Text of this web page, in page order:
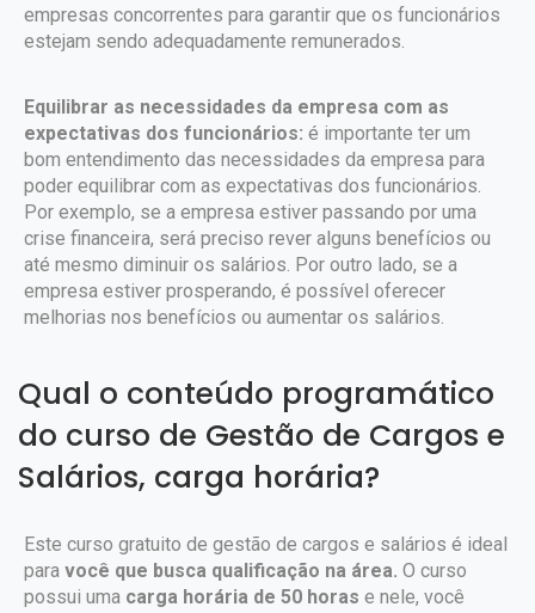
empresas concorrentes para garantir que os funcionários
estejam sendo adequadamente remunerados.
Equilibrar as necessidades da empresa com as
expectativas dos funcionários: é importante ter um
bom entendimento das necessidades da empresa para
poder equilibrar com as expectativas dos funcionários.
Por exemplo, se a empresa estiver passando por uma
crise financeira, será preciso rever alguns benefícios ou
até mesmo diminuir os salários. Por outro lado, se a
empresa estiver prosperando, é possível oferecer
melhorias nos benefícios ou aumentar os salários.
Qual o conteúdo programático
do curso de Gestão de Cargos e
Salários, carga horária?
Este curso gratuito de gestão de cargos e salários é ideal
para você que busca qualificação na área. O curso
possui uma carga horária de 50 horas e nele, você